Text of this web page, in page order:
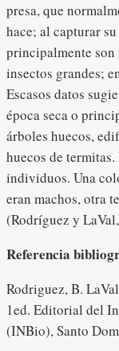
presa, que
hace; al capturar
principalmente son
insectos grandes;
Escasos datos
época seca o
árboles huecos,
huecos de
individuos. Una
eran machos, otra
(Rodríguez y
Referencia
Rodriguez, B.
1ed. Editorial del
(INBio), Santo